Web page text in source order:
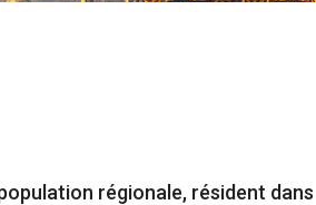
régionale, résident dans